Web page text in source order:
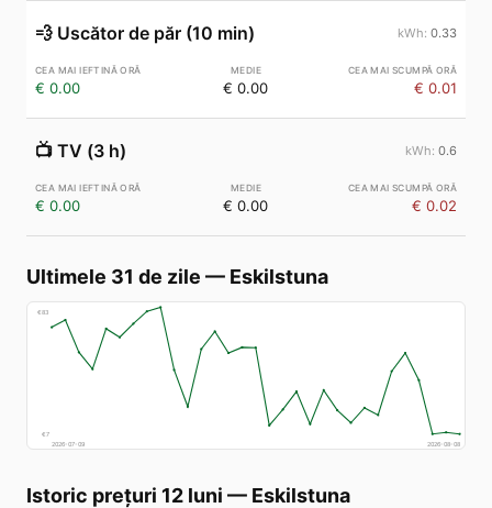
💨 Uscător de păr (10 min) 0.33
€ 0.00 € 0.00 € 0.01
📺 TV (3 h) 0.6
€ 0.00 € 0.00 € 0.02
Ultimele 31 de zile — Eskilstuna
€83
€7
2026-07-09
2026-08-08
Istoric prețuri 12 luni — Eskilstuna